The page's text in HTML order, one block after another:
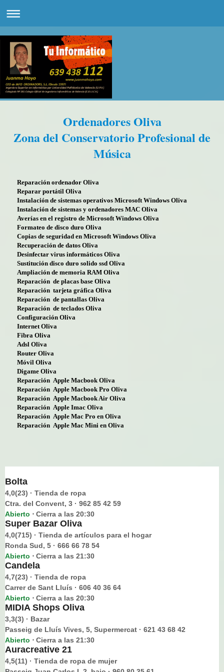
Ordenadores Oliva
Zona del Conservatorio Profesional de
Música
Reparación ordenador Oliva
Reparar portátil Oliva
Instalación de sistemas operativos Microsoft Windows Oliva
Instalación de sistemas y ordenadores MAC Oliva
Averías en el registro de Microsoft Windows Oliva
Formateo de disco duro Oliva
Copias de seguridad en Microsoft Windows Oliva
Recuperación de datos Oliva
Desinfectar virus informáticos Oliva
Sustitución disco duro solido ssd Oliva
Ampliación de memoria RAM Oliva
Reparación de placas base Oliva
Reparación tarjeta gráfica Oliva
Reparación de pantallas Oliva
Reparación de teclados Oliva
Configuración Oliva
Internet Oliva
Fibra Oliva
Adsl Oliva
Router Oliva
Móvil Oliva
Digame Oliva
Reparación Apple Macbook Oliva
Reparación Apple Macbook Pro Oliva
Reparación Apple Macbook Air Oliva
Reparación Apple Imac Oliva
Reparación Apple Mac Pro en Oliva
Reparación Apple Mac Mini en Oliva
Bolta
4,0(23) · Tienda de ropa
Ctra. del Convent, 3 · 962 85 42 59
Abierto ⋅ Cierra a las 20:30
Super Bazar Oliva
4,0(715) · Tienda de artículos para el hogar
Ronda Sud, 5 · 666 66 78 54
Abierto ⋅ Cierra a las 21:30
Candela
4,7(23) · Tienda de ropa
Carrer de Sant Lluís · 606 40 36 64
Abierto ⋅ Cierra a las 20:30
MIDIA Shops Oliva
3,3(3) · Bazar
Passeig de Lluís Vives, 5, Supermercat · 621 43 68 42
Abierto ⋅ Cierra a las 21:30
Auracreative 21
4,5(11) · Tienda de ropa de mujer